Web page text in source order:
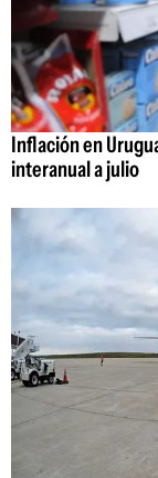
Inflación en
interanual a julio